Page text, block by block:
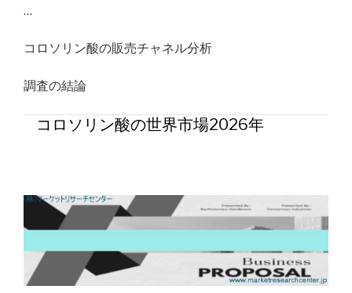
…
コロソリン酸の販売チャネル分析
調査の結論
コロソリン酸の世界市場2026年